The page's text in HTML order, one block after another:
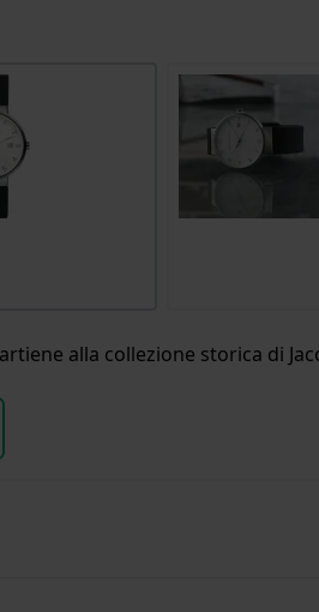
alla collezione storica di